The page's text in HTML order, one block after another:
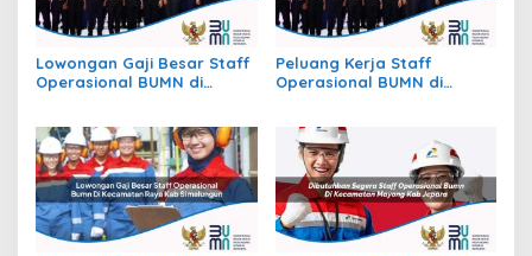
Lowongan Gaji Besar Staff
Operasional BUMN di
Peluang Kerja Staff
Operasional BUMN di